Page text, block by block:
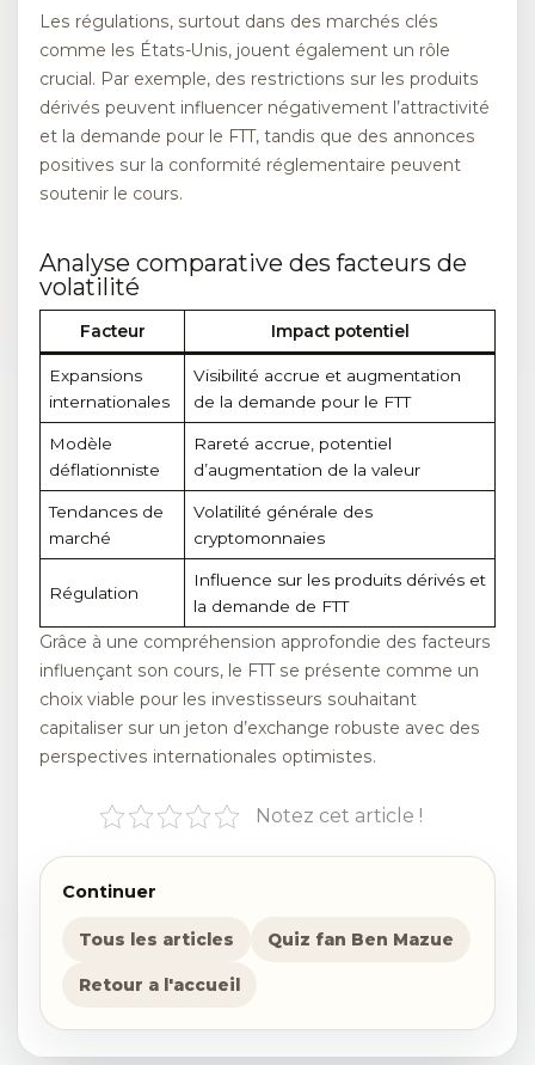
Les régulations, surtout dans des marchés clés
comme les États-Unis, jouent également un rôle
crucial. Par exemple, des restrictions sur les produits
dérivés peuvent influencer négativement l’attractivité
et la demande pour le FTT, tandis que des annonces
positives sur la conformité réglementaire peuvent
soutenir le cours.
Analyse comparative des facteurs de
volatilité
Facteur Impact potentiel
Expansions
internationales
Visibilité accrue et augmentation
de la demande pour le FTT
Modèle
déflationniste
Rareté accrue, potentiel
d’augmentation de la valeur
Tendances de
marché
Volatilité générale des
cryptomonnaies
Régulation
Influence sur les produits dérivés et
la demande de FTT
Grâce à une compréhension approfondie des facteurs
influençant son cours, le FTT se présente comme un
choix viable pour les investisseurs souhaitant
capitaliser sur un jeton d’exchange robuste avec des
perspectives internationales optimistes.
Notez cet article !
Continuer
Tous les articles Quiz fan Ben Mazue
Retour a l'accueil